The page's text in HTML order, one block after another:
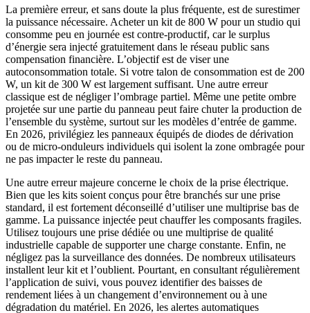
La première erreur, et sans doute la plus fréquente, est de surestimer
la puissance nécessaire. Acheter un kit de 800 W pour un studio qui
consomme peu en journée est contre-productif, car le surplus
d’énergie sera injecté gratuitement dans le réseau public sans
compensation financière. L’objectif est de viser une
autoconsommation totale. Si votre talon de consommation est de 200
W, un kit de 300 W est largement suffisant. Une autre erreur
classique est de négliger l’ombrage partiel. Même une petite ombre
projetée sur une partie du panneau peut faire chuter la production de
l’ensemble du système, surtout sur les modèles d’entrée de gamme.
En 2026, privilégiez les panneaux équipés de diodes de dérivation
ou de micro-onduleurs individuels qui isolent la zone ombragée pour
ne pas impacter le reste du panneau.
Une autre erreur majeure concerne le choix de la prise électrique.
Bien que les kits soient conçus pour être branchés sur une prise
standard, il est fortement déconseillé d’utiliser une multiprise bas de
gamme. La puissance injectée peut chauffer les composants fragiles.
Utilisez toujours une prise dédiée ou une multiprise de qualité
industrielle capable de supporter une charge constante. Enfin, ne
négligez pas la surveillance des données. De nombreux utilisateurs
installent leur kit et l’oublient. Pourtant, en consultant régulièrement
l’application de suivi, vous pouvez identifier des baisses de
rendement liées à un changement d’environnement ou à une
dégradation du matériel. En 2026, les alertes automatiques